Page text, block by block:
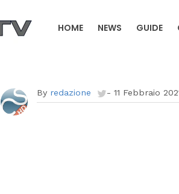
HOME NEWS GUIDE
By redazione -11 Febbraio